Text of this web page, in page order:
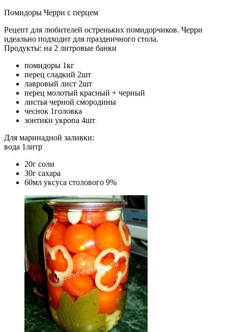
Помидоры Черри с перцем
Рецепт для любителей остреньких помидорчиков. Черри
идеально подходит для праздничного стола.
Продукты: на 2 литровые банки
помидоры 1кг
перец сладкий 2шт
лавровый лист 2шт
перец молотый красный + черный
листья черной смородины
чеснок 1головка
зонтики укропа 4шт
Для маринадной заливки:
вода 1литр
20г соли
30г сахара
60мл уксуса столового 9%